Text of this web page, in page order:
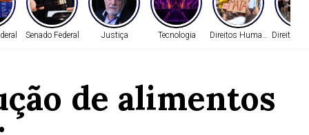
Senado Federal Justiça Tecnologia Direitos HumanosDireitos
de alimentos